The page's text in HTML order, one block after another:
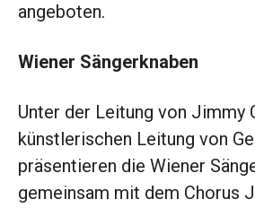
angeboten.
Wiener Sängerknaben
Unter der Leitung von Jimmy
künstlerischen Leitung von
präsentieren die Wiener
gemeinsam mit dem Chorus